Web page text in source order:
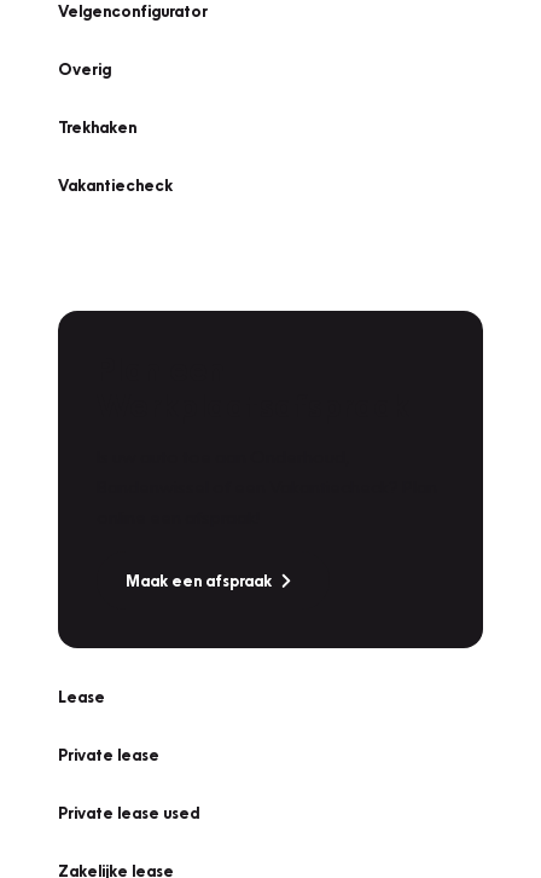
Velgenconfigurator
Overig
Trekhaken
Vakantiecheck
Maak een afspraak
Lease
Private lease
Private lease used
Zakelijke lease